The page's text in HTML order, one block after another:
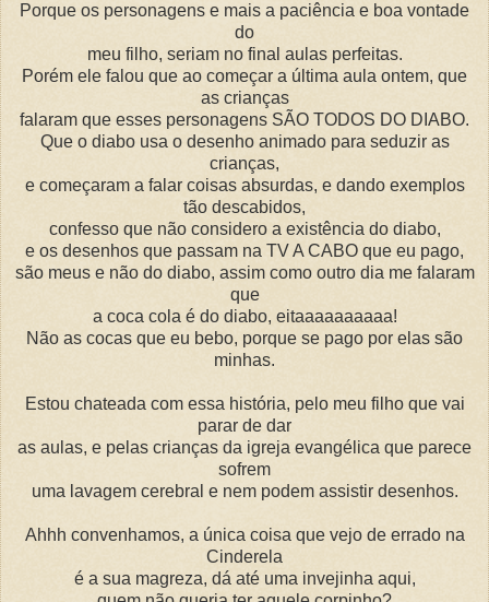
Porque os personagens e mais a paciência e boa vontade
do
meu filho, seriam no final aulas perfeitas.
Porém ele falou que ao começar a última aula ontem, que
as crianças
falaram que esses personagens SÃO TODOS DO DIABO.
Que o diabo usa o desenho animado para seduzir as
crianças,
e começaram a falar coisas absurdas, e dando exemplos
tão descabidos,
confesso que não considero a existência do diabo,
e os desenhos que passam na TV A CABO que eu pago,
são meus e não do diabo, assim como outro dia me falaram
que
a coca cola é do diabo, eitaaaaaaaaaa!
Não as cocas que eu bebo, porque se pago por elas são
minhas.
Estou chateada com essa história, pelo meu filho que vai
parar de dar
as aulas, e pelas crianças da igreja evangélica que parece
sofrem
uma lavagem cerebral e nem podem assistir desenhos.
Ahhh convenhamos, a única coisa que vejo de errado na
Cinderela
é a sua magreza, dá até uma invejinha aqui,